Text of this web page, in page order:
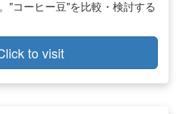
"コーヒー豆"を比較・検討する
to visit